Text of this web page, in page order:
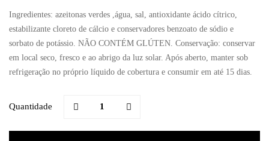
Ingredientes: azeitonas verdes ,água, sal, antioxidante ácido cítrico,
estabilizante cloreto de cálcio e conservadores benzoato de sódio e
sorbato de potássio. NÃO CONTÉM GLÚTEN. Conservação: conservar
em local seco, fresco e ao abrigo da luz solar. Após aberto, manter sob
refrigeração no próprio líquido de cobertura e consumir em até 15 dias.
Quantidade